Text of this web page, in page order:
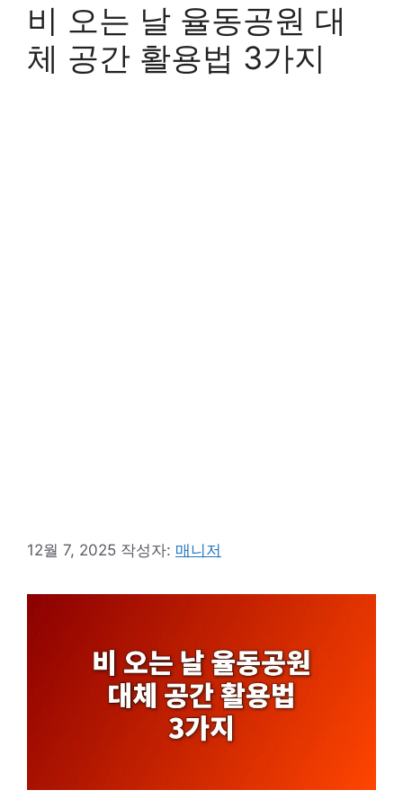
비 오는 날 율동공원 대
체 공간 활용법 3가지
12월 7, 2025 작성자: 매니저